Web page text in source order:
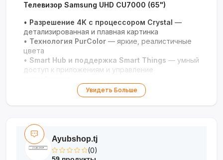
Телевизор Samsung UHD CU7000 (65")
• Разрешение 4K с процессором Crystal —
детализированная и плавная картинка
• Технология PurColor — яркие, реалистичные
цвета
• Smart Hub и поддержка Smart Things — умный
доступ к приложениям и управление
Большой экран 65 дюймов— эффектное
погружение в фильмы, игры и сериалы
Увидеть Больше
Ayubshop.tj
(0)